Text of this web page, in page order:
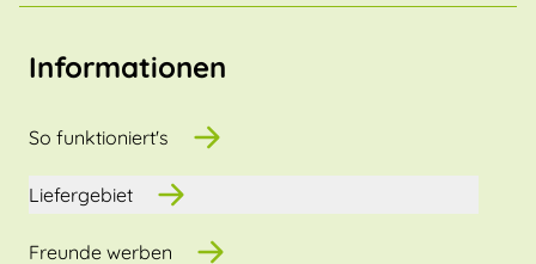
Informationen
So funktioniert's
Liefergebiet
Freunde werben